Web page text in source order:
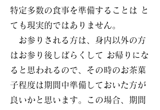
特定多数の食事を準備することは と
ても現実的ではありません。
お参りされる方は、身内以外の方
はお参り後しばらくして お帰りにな
ると思われるので、その時のお茶菓
子程度は期間中準備しておいた方が
良いかと思います。この場合、期間